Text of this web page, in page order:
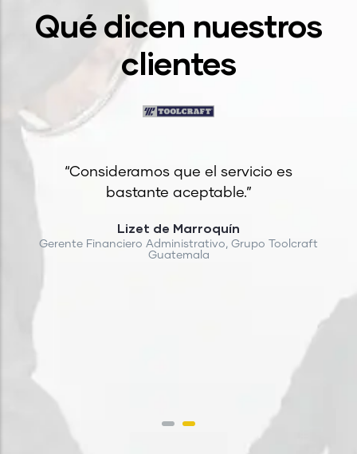
Qué dicen nuestros
clientes
“Consideramos que el servicio es
bastante aceptable.”
Lizet de Marroquín
Gerente Financiero Administrativo, Grupo Toolcraft
Guatemala